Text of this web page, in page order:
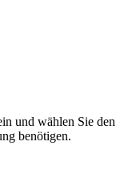
und wählen Sie den
benötigen.